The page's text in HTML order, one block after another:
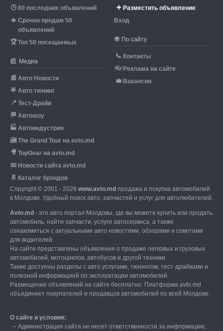
🕒 80 последних объявлений
🔥 Срочно продам 50
объявлений
🏆Топ 50 посещаемых
📰 Медиа
📰 Авто Новости
🌟 Авто тюнинг
📍 Тест-Драйв
🏁 Автошоу
🏭 Автоиндустрия
🎦 The Grand Tour на avto.md
🎥 TopGear на avto.md
📧 Новости сайта avto.md
📄 Каталог брэндов
➕ Разместить объявление
Вход
🌐 По сайту
📞 Контакты
👓 Реклама на сайте
💼 Вакансии
Copyright © 2001 - 2026 www.avto.md продажа и покупка автомобилей
в Молдове. Удобный поиск авто, запчастей и услуг для автолюбителей.
Avto.md - это авто портал Молдовы, где вы можете купить или продать
автомобиль, найти запчасти, услуги автосервиса, а также
ознакомиться с актуальными авто новостями, обзорами и советами
для водителей.
На сайте представлены объявления о продаже легковых и грузовых
автомобилей, мотоциклов, автобусов и другой техники.
Также доступны разделы с авто услугами, тюнингом, тест-драйвами и
полезной информацией по эксплуатации автомобилей.
Размещение объявлений на сайте бесплатно. Платформа avto.md
объединяет покупателей и продавцов автомобилей по всей Молдове.
О сайте и условия:
– Администрация сайта не несет ответственности за информацию,